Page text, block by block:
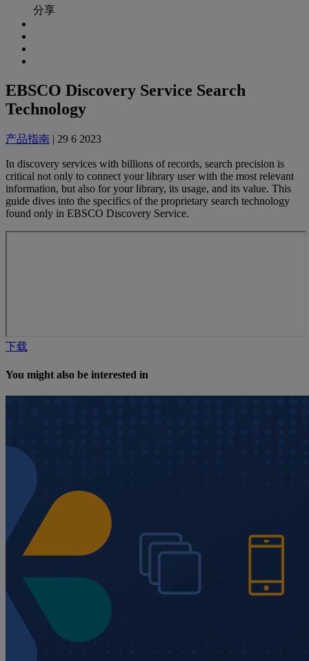
分享
EBSCO Discovery Service Search
Technology
产品指南 | 29 6 2023
In discovery services with billions of records, search precision is
critical not only to connect your library user with the most relevant
information, but also for your library, its usage, and its value. This
guide dives into the specifics of the proprietary search technology
found only in EBSCO Discovery Service.
下载
You might also be interested in